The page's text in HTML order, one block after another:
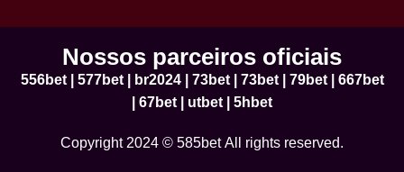
Nossos parceiros oficiais
556bet| 577bet| br2024| 73bet| 73bet| 79bet| 667bet
67bet utbet 5hbet
Copyright 2024 © 585bet All rights reserved.